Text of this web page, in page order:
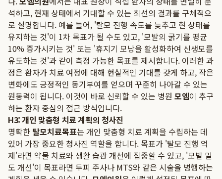
석하고, 현재 상태에서 기대할 수 있는 최선의 결과를 구체적으
로 설명합니다. 예를 들어, '탈모 진행 속도를 늦추고 현 상태를
유지하는 것'이 1차 목표가 될 수도 있고, '모발의 굵기를 평균
10% 증가시키는 것' 또는 '휴지기 모낭을 활성화하여 신생모를
유도하는 것'과 같이 측정 가능한 목표를 제시합니다. 이러한 과
정은 환자가 치료 여정에 대해 현실적인 기대를 갖게 하고, 작은
변화에도 긍정적인 동기부여를 얻으며 꾸준히 나아갈 수 있는
원동력이 됩니다. 이것이 바로 신뢰할 수 있는 병원 모엠이 추구
하는 환자 중심의 접근 방식입니다.
H3: 개인 맞춤형 치료 계획의 청사진
명확한 탈모치료목표는 개인 맞춤형 치료 계획을 수립하는 데
있어 가장 중요한 청사진 역할을 합니다. 목표가 '탈모 진행 억
제'라면 약물 치료와 생활 습관 개선에 집중할 수 있고, '모발 밀
도 개선'이 목표라면 두피 주사나 MTS와 같은 시술을 병행하는